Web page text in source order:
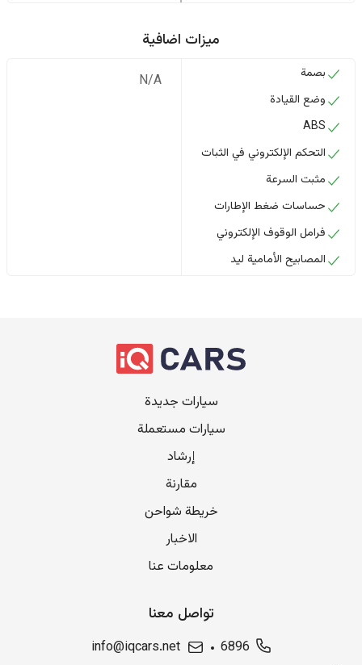
ميزات اضافية
بصمة
وضع القيادة
ABS
التحكم الإلكتروني في الثبات
مثبت السرعة
حساسات ضغط الإطارات
فرامل الوقوف الإلكتروني
المصابيح الأمامية ليد
N/A
سيارات جديدة
سيارات مستعملة
إرشاد
مقارنة
خريطة شواحن
الاخبار
معلومات عنا
تواصل معنا
6896
info@iqcars.net